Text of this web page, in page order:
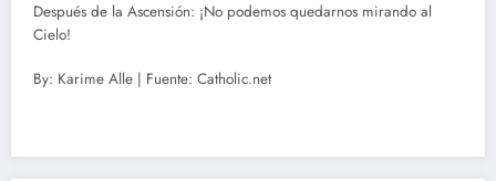
Después de la Ascensión: ¡No podemos quedarnos mirando al
Cielo!
By: Karime Alle | Fuente: Catholic.net